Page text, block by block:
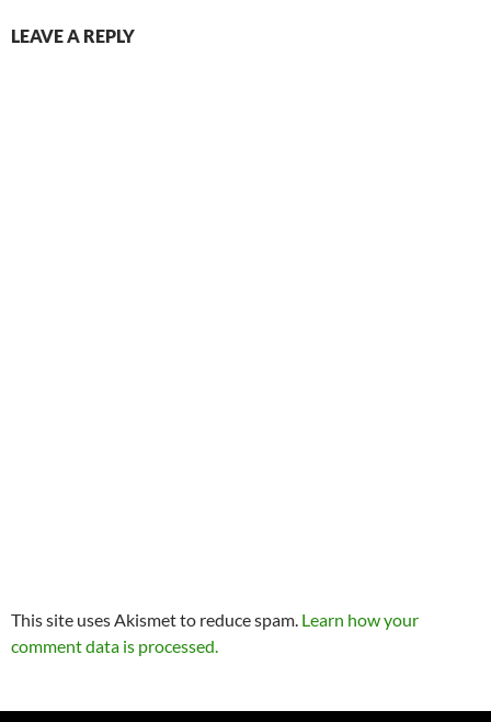
LEAVE A REPLY
This site uses Akismet to reduce spam. Learn how your
comment data is processed.